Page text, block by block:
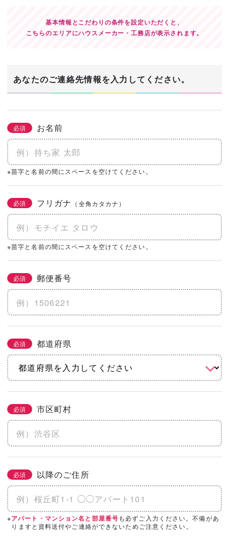
基本情報とこだわりの条件を設定いただくと、
こちらのエリアにハウスメーカー・工務店が表示されます。
あなたのご連絡先情報を入力してください。
必須 お名前
※苗字と名前の間にスペースを空けてください。
必須 フリガナ （全角カタカナ）
※苗字と名前の間にスペースを空けてください。
必須 郵便番号
必須 都道府県
必須 市区町村
必須 以降のご住所
※アパート・マンション名と部屋番号も必ずご入力ください。不備があ
りますと資料送付やご連絡ができないためご注意ください。